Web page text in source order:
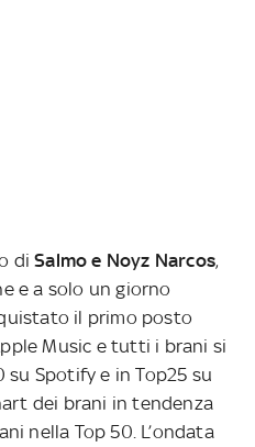
diSalmo e Noyz Narcos,
e a solo un giorno
il primo posto
Music e tutti i brani si
Spotify e in Top25 su
dei brani in tendenza
nella Top 50. L’ondata